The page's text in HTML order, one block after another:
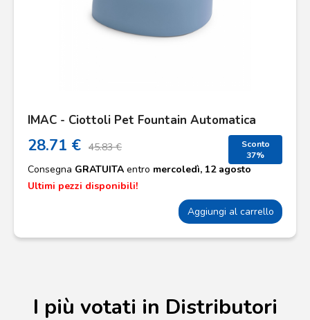
IMAC - Ciottoli Pet Fountain Automatica
28.71 € 45.83 €
Sconto
37%
Consegna GRATUITA entro mercoledì, 12 agosto
Ultimi pezzi disponibili!
Aggiungi al carrello
I più votati in Distributori